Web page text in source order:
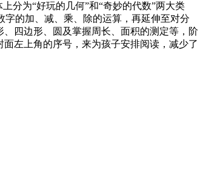
分为“好玩的几何”和“奇妙的代数”两大类
字的加、减、乘、除的运算，再延伸至对分
四边形、圆及掌握周长、面积的测定等，阶
左上角的序号，来为孩子安排阅读，减少了